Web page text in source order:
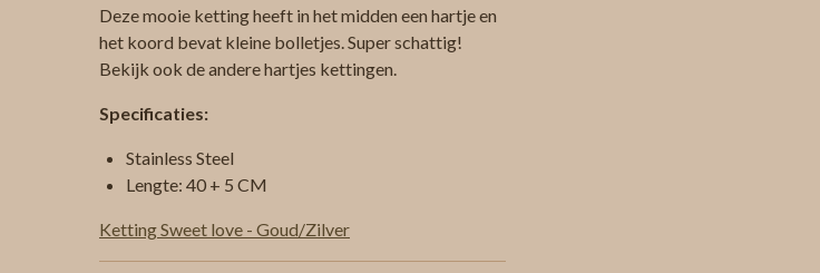
Deze mooie ketting heeft in het midden een hartje en
het koord bevat kleine bolletjes. Super schattig!
Bekijk ook de andere hartjes kettingen.
Specificaties:
Stainless Steel
Lengte: 40 + 5 CM
Ketting Sweet love - Goud/Zilver